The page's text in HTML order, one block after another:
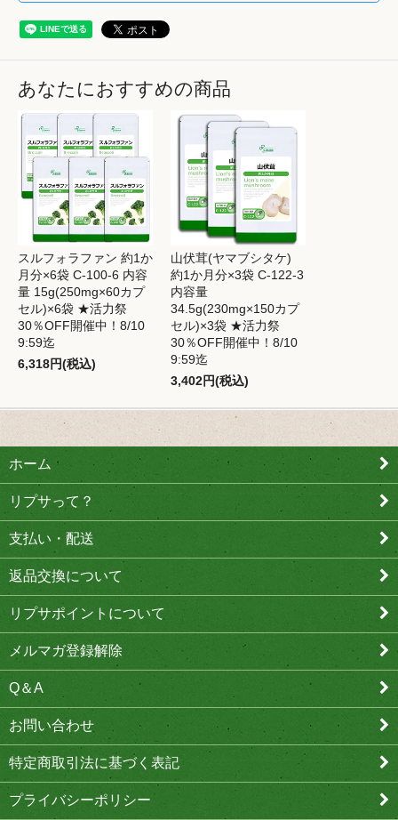
あなたにおすすめの商品
スルフォラファン 約1か
月分×6袋 C-100-6 内容
量 15g(250mg×60カプ
セル)×6袋 ★活力祭
30％OFF開催中！8/10
9:59迄
6,318円(税込)
山伏茸(ヤマブシタケ)
約1か月分×3袋 C-122-3
内容量
34.5g(230mg×150カプ
セル)×3袋 ★活力祭
30％OFF開催中！8/10
9:59迄
3,402円(税込)
ホーム
リプサって？
支払い・配送
返品交換について
リプサポイントについて
メルマガ登録解除
Q＆A
お問い合わせ
特定商取引法に基づく表記
プライバシーポリシー